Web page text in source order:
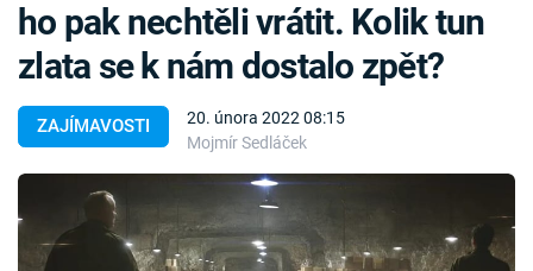
Témata
Témata
Pořady
ZAJÍMAVOSTI
20. února 2022 08:15
Mojmír Sedláček
ho pak nechtěli vrátit. Kolik tun
zlata se k nám dostalo zpět?